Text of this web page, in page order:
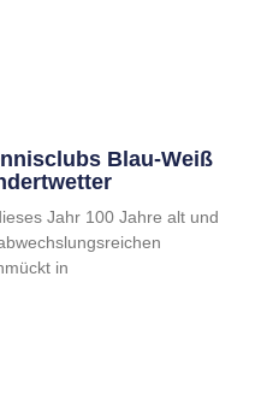
Blau-Weiß
Jahr 100 Jahre alt und
in